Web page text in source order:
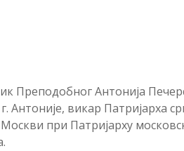
Преподобног Антонија
викар Патријарха
при Патријарху